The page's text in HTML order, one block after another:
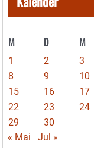
M D M
1 2 3
8
9 10
15
16 17
22
23 24
29
30
« Mai
Jul »